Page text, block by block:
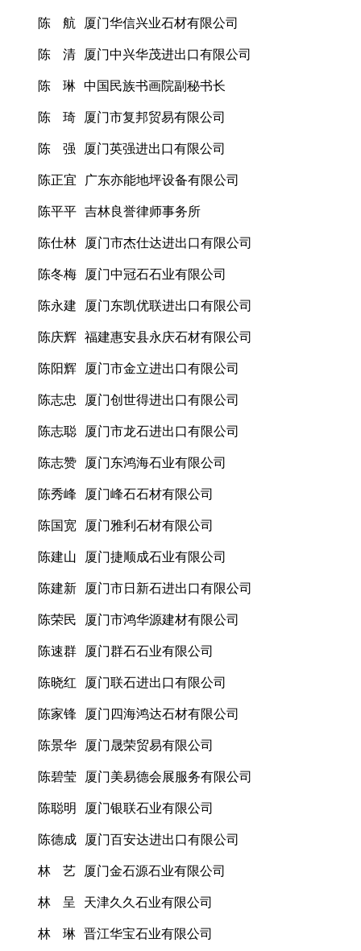
陈 航 厦门华信兴业石材有限公司
陈 清 厦门中兴华茂进出口有限公司
陈 琳 中国民族书画院副秘书长
陈 琦 厦门市复邦贸易有限公司
陈 强 厦门英强进出口有限公司
陈正宜 广东亦能地坪设备有限公司
陈平平 吉林良誉律师事务所
陈仕林 厦门市杰仕达进出口有限公司
陈冬梅 厦门中冠石石业有限公司
陈永建 厦门东凯优联进出口有限公司
陈庆辉 福建惠安县永庆石材有限公司
陈阳辉 厦门市金立进出口有限公司
陈志忠 厦门创世得进出口有限公司
陈志聪 厦门市龙石进出口有限公司
陈志赞 厦门东鸿海石业有限公司
陈秀峰 厦门峰石石材有限公司
陈国宽 厦门雅利石材有限公司
陈建山 厦门捷顺成石业有限公司
陈建新 厦门市日新石进出口有限公司
陈荣民 厦门市鸿华源建材有限公司
陈速群 厦门群石石业有限公司
陈晓红 厦门联石进出口有限公司
陈家锋 厦门四海鸿达石材有限公司
陈景华 厦门晟荣贸易有限公司
陈碧莹 厦门美易德会展服务有限公司
陈聪明 厦门银联石业有限公司
陈德成 厦门百安达进出口有限公司
林 艺 厦门金石源石业有限公司
林 呈 天津久久石业有限公司
林 琳 晋江华宝石业有限公司